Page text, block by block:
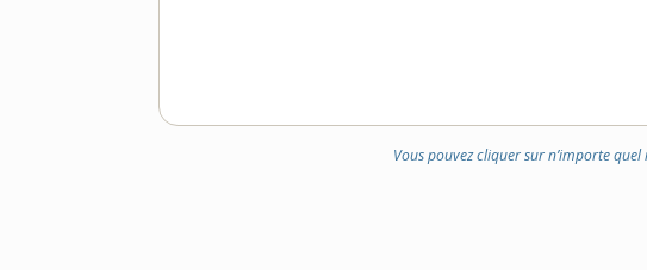
Vous pouvez cliquer sur n’importe